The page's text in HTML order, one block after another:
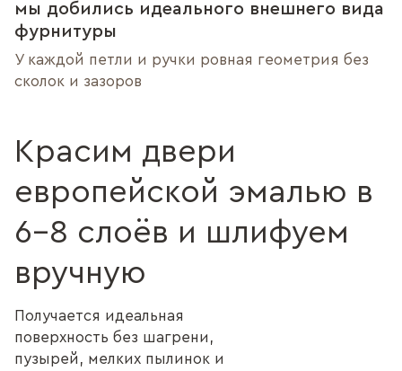
мы добились идеального внешнего вида
фурнитуры
У каждой петли и ручки ровная геометрия без
сколок и зазоров
Красим двери
европейской эмалью в
6–8 слоёв и шлифуем
вручную
Получается идеальная
поверхность без шагрени,
пузырей, мелких пылинок и